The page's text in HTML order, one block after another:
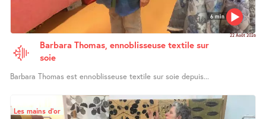
6 min
22 Août 2026
Barbara Thomas, ennoblisseuse textile sur
soie
Barbara Thomas est ennoblisseuse textile sur soie depuis...
Les mains d’or